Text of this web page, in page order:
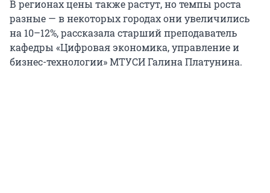
В регионах цены также растут, но темпы роста
разные — в некоторых городах они увеличились
на 10–12%, рассказала старший преподаватель
кафедры «Цифровая экономика, управление и
бизнес-технологии» МТУСИ Галина Платунина.